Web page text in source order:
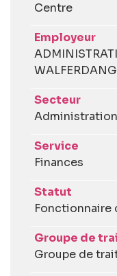
Centre
Employeur
Secteur
Service
Finances
Statut
Fonctionnaire
Groupe de
Groupe de